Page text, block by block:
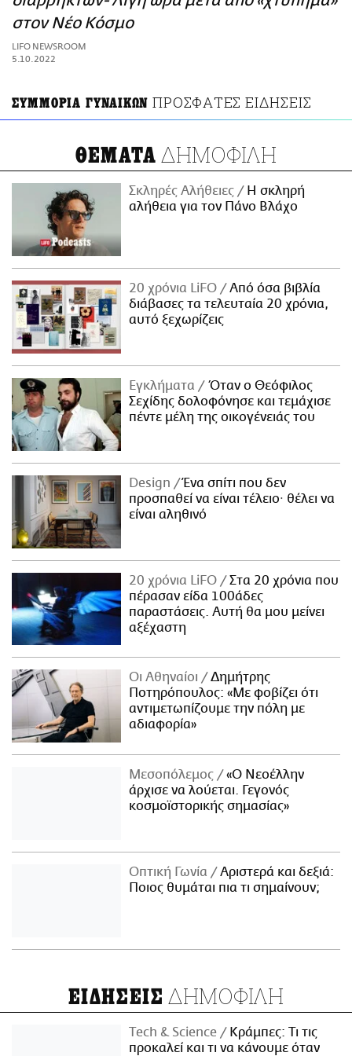
ΑΜΠΑ
PRINT
στον Νέο Κόσμο
LIFO NEWSROOM
5.10.2022
ΣΥΜΜΟΡΙΑ ΓΥΝΑΙΚΩΝ ΠΡΟΣΦΑΤΕΣ ΕΙΔΗΣΕΙΣ
ΘΕΜΑΤΑ ΔΗΜΟΦΙΛΗ
Σκληρές Αλήθειες
H σκληρή
αλήθεια για τον Πάνο Βλάχο
20 χρόνια LiFO
Από όσα βιβλία
διάβασες τα τελευταία 20 χρόνια,
αυτό ξεχωρίζεις
Εγκλήματα
Όταν ο Θεόφιλος
Σεχίδης δολοφόνησε και τεμάχισε
πέντε μέλη της οικογένειάς του
Design
Ένα σπίτι που δεν
προσπαθεί να είναι τέλειο· θέλει να
είναι αληθινό
20 χρόνια LiFO
Στα 20 χρόνια που
πέρασαν είδα 100άδες
παραστάσεις. Αυτή θα μου μείνει
αξέχαστη
Οι Αθηναίοι
Δημήτρης
Ποτηρόπουλος: «Με φοβίζει ότι
αντιμετωπίζουμε την πόλη με
αδιαφορία»
Μεσοπόλεμος
«Ο Νεοέλλην
άρχισε να λούεται. Γεγονός
κοσμοϊστορικής σημασίας»
Οπτική Γωνία
Αριστερά και δεξιά:
Ποιος θυμάται πια τι σημαίνουν;
ΕΙΔΗΣΕΙΣ ΔΗΜΟΦΙΛΗ
Τech & Science
Κράμπες: Τι τις
προκαλεί και τι να κάνουμε όταν